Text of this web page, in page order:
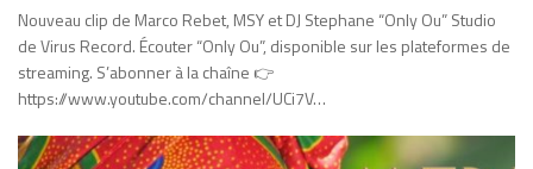
Nouveau clip de Marco Rebet, MSY et DJ Stephane “Only Ou” Studio
de Virus Record. Écouter “Only Ou”, disponible sur les plateformes de
streaming. S’abonner à la chaîne 👉
https://www.youtube.com/channel/UCi7V…